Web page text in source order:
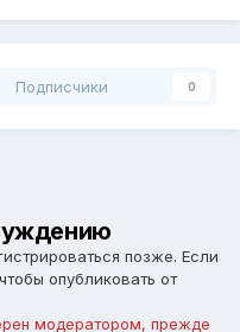
Подписчики 0
позже. Если
опубликовать от
модератором, прежде